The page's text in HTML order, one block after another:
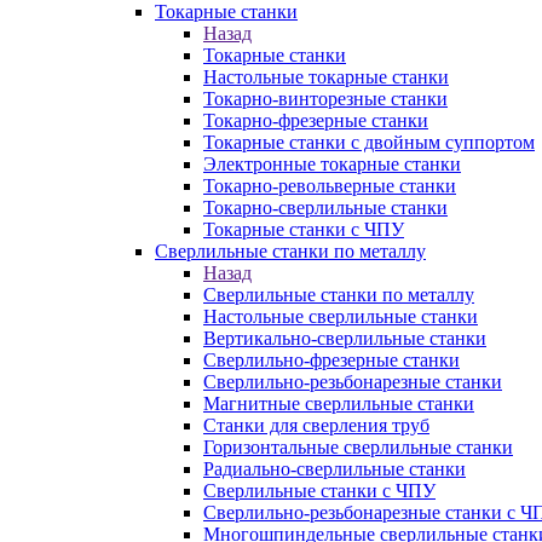
Токарные станки
Назад
Токарные станки
Настольные токарные станки
Токарно-винторезные станки
Токарно-фрезерные станки
Токарные станки с двойным суппортом
Электронные токарные станки
Токарно-револьверные станки
Токарно-сверлильные станки
Токарные станки с ЧПУ
Сверлильные станки по металлу
Назад
Сверлильные станки по металлу
Настольные сверлильные станки
Вертикально-сверлильные станки
Сверлильно-фрезерные станки
Сверлильно-резьбонарезные станки
Магнитные сверлильные станки
Станки для сверления труб
Горизонтальные сверлильные станки
Радиально-сверлильные станки
Сверлильные станки с ЧПУ
Сверлильно-резьбонарезные станки с
Многошпиндельные сверлильные